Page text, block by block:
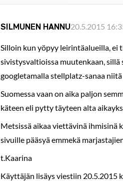
SILMUNEN HANNU20.5.2015
Silloin kun yöpyy leirintäalueilla, ei
sivistysvaltioissa muutenkaan,
googletamalla stellplatz-sanaa
Suomessa vaan on aika paljon
käteen eli pytty täyteen alta
Metsissä aikaa viettävinä ihmisinä
sivuille pääsyä emmekä
t.Kaarina
Käyttäjän lisäys viestiin 20.5.2015